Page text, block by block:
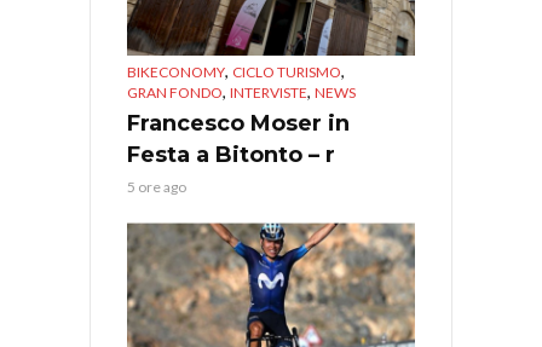
BIKECONOMY, CICLO TURISMO,
GRAN FONDO, INTERVISTE, NEWS
Francesco Moser in
Festa a Bitonto – r
5 ore ago